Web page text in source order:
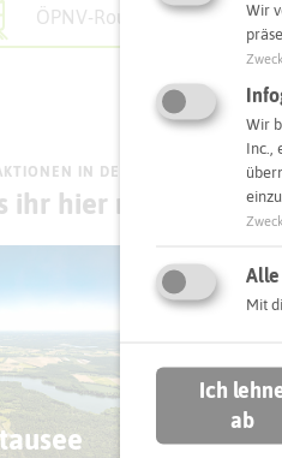
ÖPNV-Route finden
IN DER UMGEBUNG
ihr hier noch
HALTERN
(38)
Wir
Zweck
Wir
Inc.,
Zweck
Mit
Ich
ab